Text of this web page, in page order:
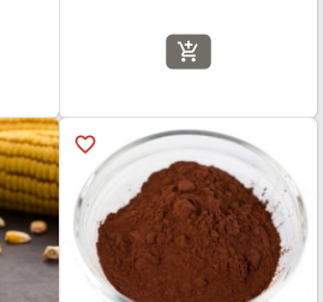
add_shopping_cart
favorite_border